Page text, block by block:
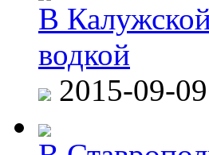
В
водкой
2015-09-